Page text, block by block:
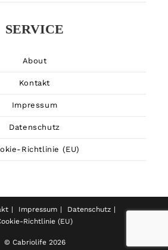
SERVICE
About
Kontakt
Impressum
Datenschutz
Richtlinie (EU)
Impressum
Datenschutz
Richtlinie (EU)
© Cabriolife 2026